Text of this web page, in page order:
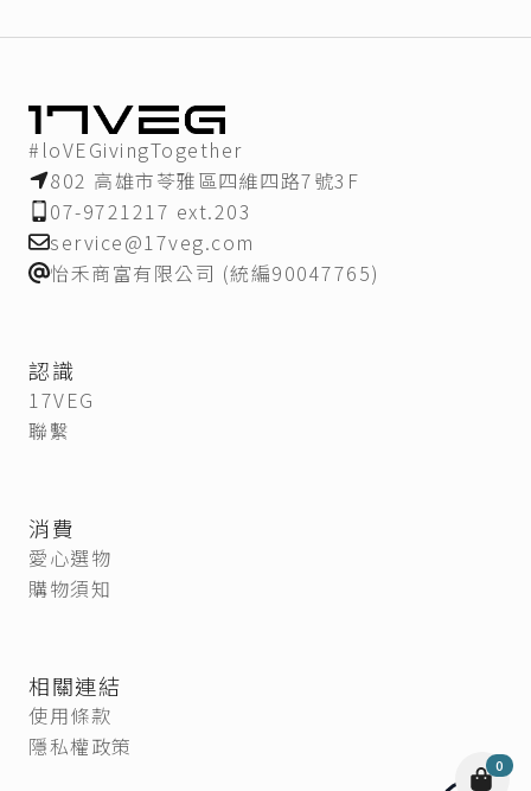
0
#loVEGivingTogether
802 高雄市苓雅區四維四路7號3F
07-9721217 ext.203
service@17veg.com
怡禾商富有限公司 (統編90047765)
認識
17VEG
聯繫
消費
愛心選物
購物須知
相關連結
使用條款
隱私權政策